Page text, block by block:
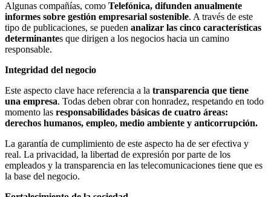
Algunas compañías, como Telefónica, difunden anualmente
informes sobre gestión empresarial sostenible. A través de este
tipo de publicaciones, se pueden analizar las cinco características
determinantes que dirigen a los negocios hacia un camino
responsable.
Integridad del negocio
Este aspecto clave hace referencia a la transparencia que tiene
una empresa. Todas deben obrar con honradez, respetando en todo
momento las responsabilidades básicas de cuatro áreas:
derechos humanos, empleo, medio ambiente y anticorrupción.
La garantía de cumplimiento de este aspecto ha de ser efectiva y
real. La privacidad, la libertad de expresión por parte de los
empleados y la transparencia en las telecomunicaciones tiene que es
la base del negocio.